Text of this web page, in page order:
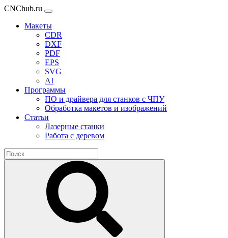
CNChub.ru
Макеты
CDR
DXF
PDF
EPS
SVG
AI
Программы
ПО и драйвера для станков с ЧПУ
Обработка макетов и изображений
Статьи
Лазерные станки
Работа с деревом